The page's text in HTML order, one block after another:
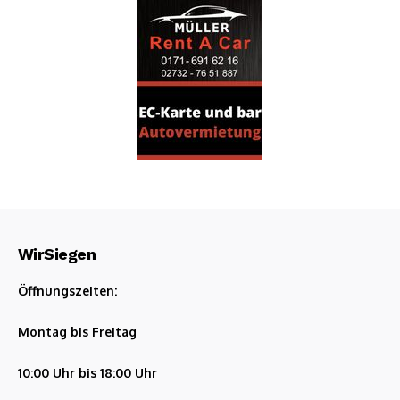
WirSiegen
Öffnungszeiten:
Montag bis Freitag
10:00 Uhr bis 18:00 Uhr